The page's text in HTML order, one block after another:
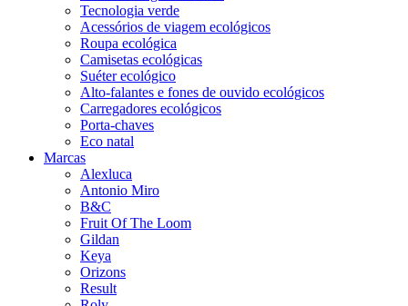
Tecnologia verde
Acessórios de viagem ecológicos
Roupa ecológica
Camisetas ecológicas
Suéter ecológico
Alto-falantes e fones de ouvido ecológicos
Carregadores ecológicos
Porta-chaves
Eco natal
Marcas
Alexluca
Antonio Miro
B&C
Fruit Of The Loom
Gildan
Keya
Orizons
Result